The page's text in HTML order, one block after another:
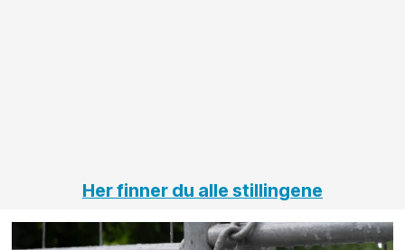
Her finner du alle stillingene